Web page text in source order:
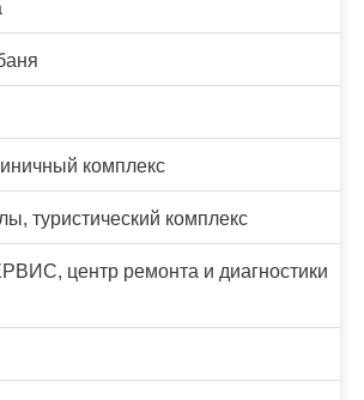
комплекс
туристический комплекс
центр ремонта и диагностики